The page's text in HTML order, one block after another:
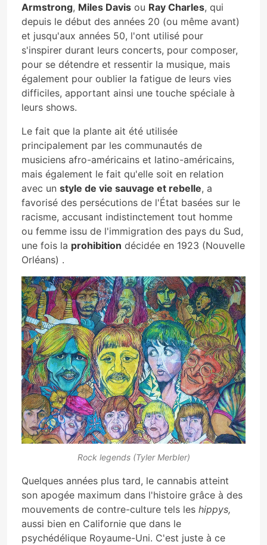
Armstrong, Miles Davis ou Ray Charles, qui
depuis le début des années 20 (ou même avant)
et jusqu'aux années 50, l'ont utilisé pour
s'inspirer durant leurs concerts, pour composer,
pour se détendre et ressentir la musique, mais
également pour oublier la fatigue de leurs vies
difficiles, apportant ainsi une touche spéciale à
leurs shows.
Le fait que la plante ait été utilisée
principalement par les communautés de
musiciens afro-américains et latino-américains,
mais également le fait qu'elle soit en relation
avec un style de vie sauvage et rebelle, a
favorisé des persécutions de l'État basées sur le
racisme, accusant indistinctement tout homme
ou femme issu de l'immigration des pays du Sud,
une fois la prohibition décidée en 1923 (Nouvelle
Orléans) .
Rock legends (Tyler Merbler)
Quelques années plus tard, le cannabis atteint
son apogée maximum dans l'histoire grâce à des
mouvements de contre-culture tels les hippys,
aussi bien en Californie que dans le
psychédélique Royaume-Uni. C'est juste à ce